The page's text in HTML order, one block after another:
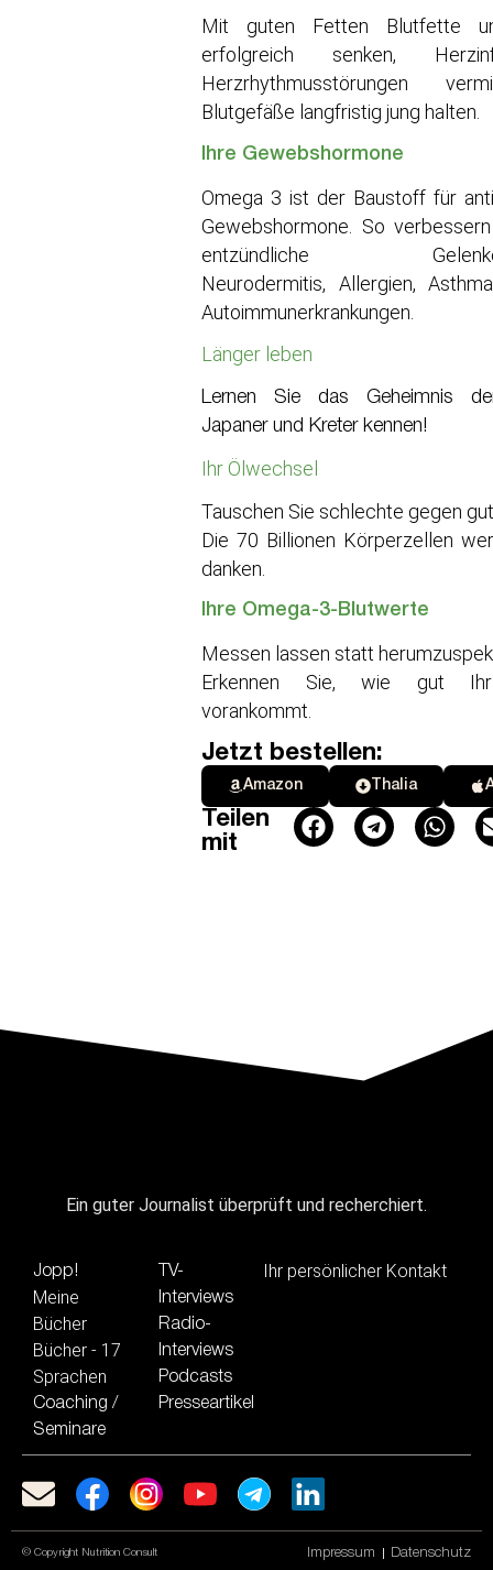
Mit guten Fetten Blutfette
erfolgreich senken,
Herzrhythmusstörungen
Blutgefäße langfristig jung halten.
Ihre Gewebshormone
Omega 3 ist der Baustoff für
Gewebshormone. So
entzündliche
Neurodermitis, Allergien,
Autoimmunerkrankungen.
Länger leben
Lernen Sie das Geheimnis
Japaner und Kreter kennen!
Ihr Ölwechsel
Tauschen Sie schlechte gegen
Die 70 Billionen Körperzellen
danken.
Ihre Omega-3-Blutwerte
Messen lassen statt
Erkennen Sie, wie gut Ihr
vorankommt.
Jetzt bestellen:
Amazon Thalia
Teilen
mit
Ein guter Journalist überprüft und recherchiert.
Jopp!
Meine
Bücher
Bücher - 17
Sprachen
Coaching /
Seminare
TV-
Interviews
Radio-
Interviews
Podcasts
Presseartikel
Ihr persönlicher Kontakt
© Copyright Nutrition Consult Impressum Datenschutz